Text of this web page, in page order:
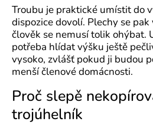
Troubu je praktické umístit do
dispozice dovolí. Plechy se
člověk se nemusí tolik ohýbat.
potřeba hlídat výšku ještě
vysoko, zvlášť pokud ji budou
menší členové domácnosti.
Proč slepě
trojúhelník